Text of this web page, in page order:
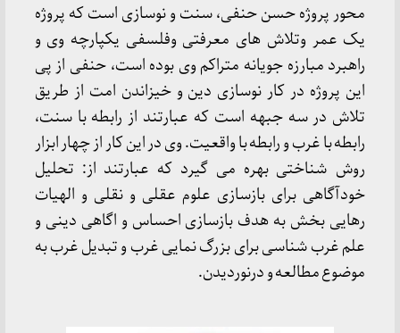
محور پروژه حسن حنفی، سنت و نوسازی است که پروژه
یک عمر وتلاش های معرفتی وفلسفی یکپارچه وی و
راهبرد مبارزه جویانه متراکم وی بوده است، حنفی از پی
این پروژه در کار نوسازی دین و خیزاندن امت از طریق
تلاش در سه جبهه است که عبارتند از رابطه با سنت،
رابطه با غرب و رابطه با واقعیت. وی در این کار از چهار ابزار
روش شناختی بهره می گیرد که عبارتند از: تحلیل
خودآگاهی برای بازسازی علوم عقلی و نقلی و الهیات
رهایی بخش به هدف بازسازی احساس و اگاهی دینی و
علم غرب شناسی برای بزرگ نمایی غرب و تبدیل غرب به
موضوع مطالعه و درنوردیدن.